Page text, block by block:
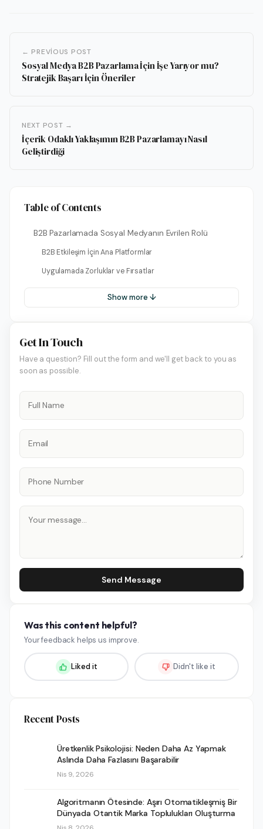
← PREVIOUS POST
Sosyal Medya B2B Pazarlama İçin İşe Yarıyor mu?
Stratejik Başarı İçin Öneriler
NEXT POST →
İçerik Odaklı Yaklaşımın B2B Pazarlamayı Nasıl
Geliştirdiği
Table of Contents
B2B Pazarlamada Sosyal Medyanın Evrilen Rolü
B2B Etkileşim İçin Ana Platformlar
Uygulamada Zorluklar ve Fırsatlar
Show more ↓
Get In Touch
Have a question? Fill out the form and we'll get back to you as
soon as possible.
Send Message
Was this content helpful?
Your feedback helps us improve.
Liked it Didn't like it
Recent Posts
Üretkenlik Psikolojisi: Neden Daha Az Yapmak
Aslında Daha Fazlasını Başarabilir
Nis 9, 2026
Algoritmanın Ötesinde: Aşırı Otomatikleşmiş Bir
Dünyada Otantik Marka Toplulukları Oluşturma